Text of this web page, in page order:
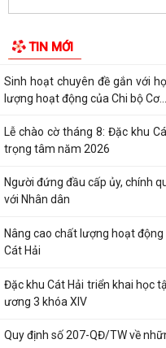
TIN MỚI
ương 3 khóa XIV
Quy định số 207-QĐ/TW về
khỏe toàn dân năm 2026"
tuyến
Bệnh viện Mắt Hà Nội – Hải
Đã xác định các nhà vô địch